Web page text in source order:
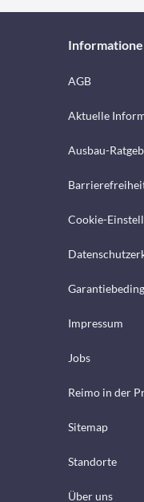
AGB
Aktuelle
Ausbau-
Cookie-
Impressum
Jobs
Reimo in der
Sitemap
Standorte
Über uns